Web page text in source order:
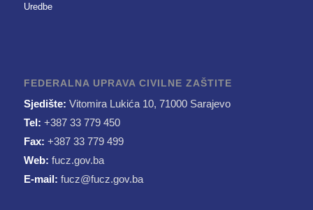
Uredbe
FEDERALNA UPRAVA CIVILNE ZAŠTITE
Sjedište: Vitomira Lukića 10, 71000 Sarajevo
Tel: +387 33 779 450
Fax: +387 33 779 499
Web: fucz.gov.ba
E-mail: fucz@fucz.gov.ba